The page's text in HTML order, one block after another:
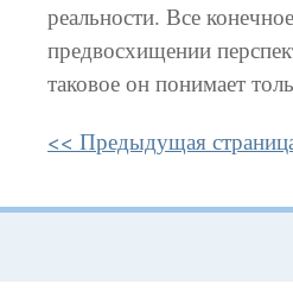
реальности. Все
предвосхищении
таковое он понимает
<< Предыдущая